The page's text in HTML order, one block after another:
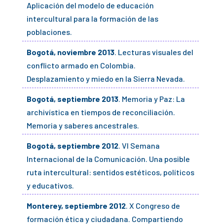
Aplicación del modelo de educación
intercultural para la formación de las
poblaciones.
Bogotá, noviembre 2013. Lecturas visuales del
conflicto armado en Colombia.
Desplazamiento y miedo en la Sierra Nevada.
Bogotá, septiembre 2013. Memoria y Paz: La
archivística en tiempos de reconciliación.
Memoria y saberes ancestrales.
Bogotá, septiembre 2012. VI Semana
Internacional de la Comunicación. Una posible
ruta intercultural: sentidos estéticos, políticos
y educativos.
Monterey, septiembre 2012. X Congreso de
formación ética y ciudadana. Compartiendo